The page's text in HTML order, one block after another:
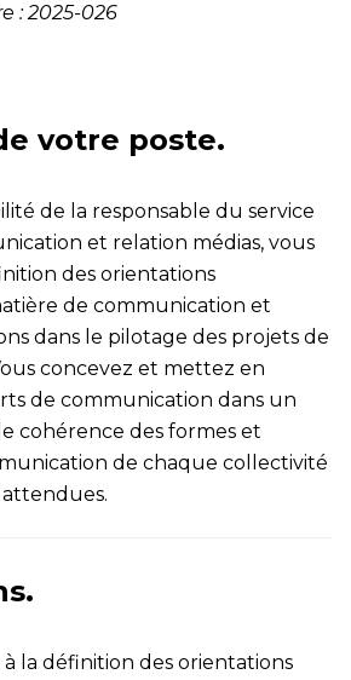
: 2025-026
votre poste.
de la responsable du service
et relation médias, vous
des orientations
de communication et
dans le pilotage des projets de
concevez et mettez en
de communication dans un
cohérence des formes et
de chaque collectivité
la définition des orientations